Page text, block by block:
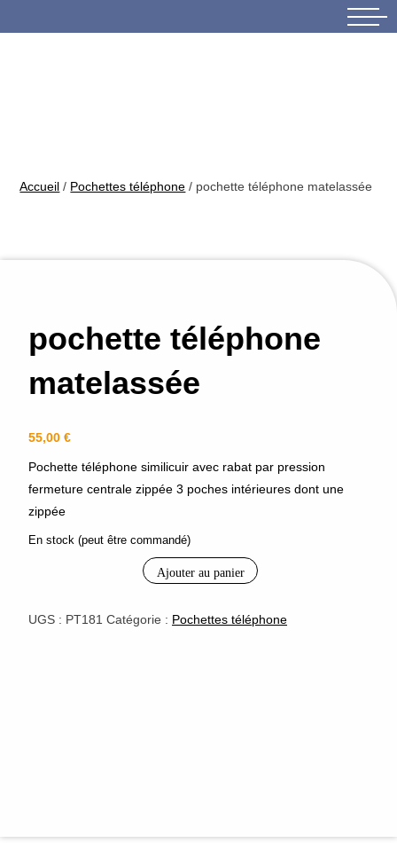
Accueil / Pochettes téléphone / pochette téléphone matelassée
pochette téléphone
matelassée
55,00 €
Pochette téléphone similicuir avec rabat par pression
fermeture centrale zippée 3 poches intérieures dont une
zippée
En stock (peut être commandé)
quantité
pochette
Ajouter au panier
UGS : PT181 Catégorie : Pochettes téléphone